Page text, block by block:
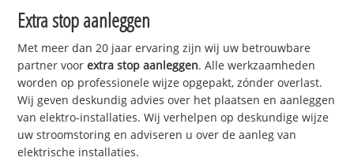
Extra stop aanleggen
Met meer dan 20 jaar ervaring zijn wij uw betrouwbare
partner voorextra stop aanleggen. Alle werkzaamheden
worden op professionele wijze opgepakt, zónder overlast.
Wij geven deskundig advies over het plaatsen en aanleggen
van elektro-installaties. Wij verhelpen op deskundige wijze
uw stroomstoring en adviseren u over de aanleg van
elektrische installaties.